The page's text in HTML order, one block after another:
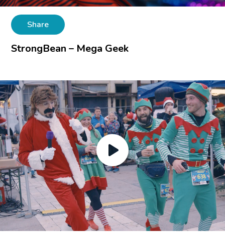
Share
StrongBean – Mega Geek